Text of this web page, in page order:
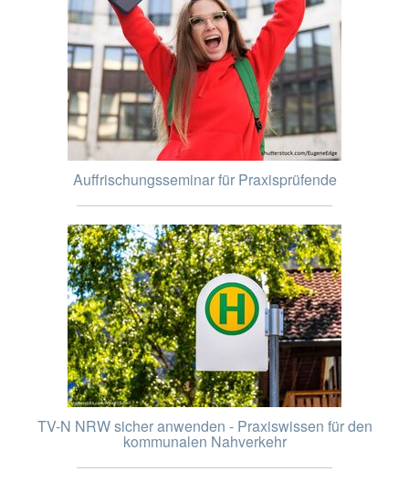
Auffrischungsseminar für Praxisprüfende
TV-N NRW sicher anwenden - Praxiswissen für den
kommunalen Nahverkehr